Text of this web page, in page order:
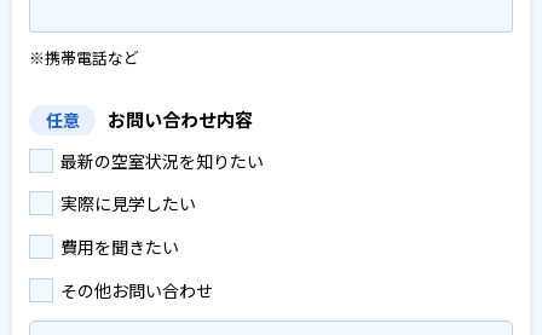
※携帯電話など
任意 お問い合わせ内容
最新の空室状況を知りたい
実際に見学したい
費用を聞きたい
その他お問い合わせ